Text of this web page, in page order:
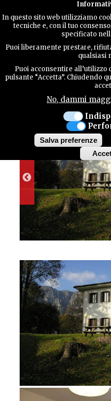
In questo sito web utilizziamo
tecniche e, con il tuo
specificato
Puoi liberamente prestare,
qualsiasi
Puoi acconsentire
pulsante “Accetta”. Chiudendo
No, dammi
Salva preferenze
TERRITORY
CONTACTS
ALBERGO
BALCONE